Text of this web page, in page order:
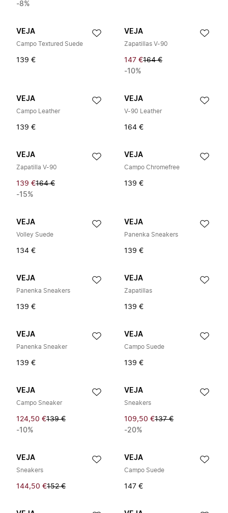
-8%
VEJA
Campo Textured Suede
139 €
VEJA
Zapatillas V-90
147 €164 €
-10%
VEJA
Campo Leather
139 €
VEJA
V-90 Leather
164 €
VEJA
Zapatilla V-90
139 €164 €
-15%
VEJA
Campo Chromefree
139 €
VEJA
Volley Suede
134 €
VEJA
Panenka Sneakers
139 €
VEJA
Panenka Sneakers
139 €
VEJA
Zapatillas
139 €
VEJA
Panenka Sneaker
139 €
VEJA
Campo Suede
139 €
VEJA
Campo Sneaker
124,50 €139 €
-10%
VEJA
Sneakers
109,50 €137 €
-20%
VEJA
Sneakers
144,50 €152 €
VEJA
Campo Suede
147 €